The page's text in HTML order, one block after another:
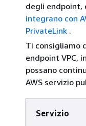
degli endpoint,
integrano con
PrivateLink .
Ti consigliamo
endpoint VPC,
possano
AWS servizio
Servizio